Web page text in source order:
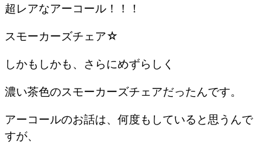
超レアなアーコール！！！
スモーカーズチェア☆
しかもしかも、さらにめずらしく
濃い茶色のスモーカーズチェアだったんです。
アーコールのお話は、何度もしていると思うんで
すが、